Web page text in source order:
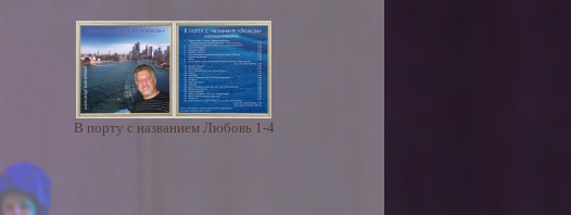
В порту с названием Любовь 1-4